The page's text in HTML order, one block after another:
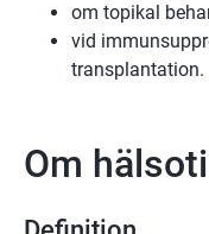
om topikal
vid
transplantation.
Om